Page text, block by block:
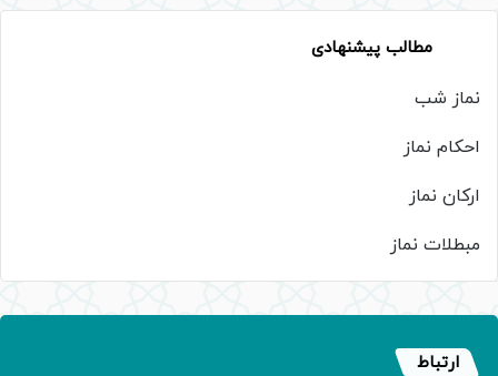
مطالب پیشنهادی
نماز شب
احکام نماز
ارکان نماز
مبطلات نماز
ارتباط